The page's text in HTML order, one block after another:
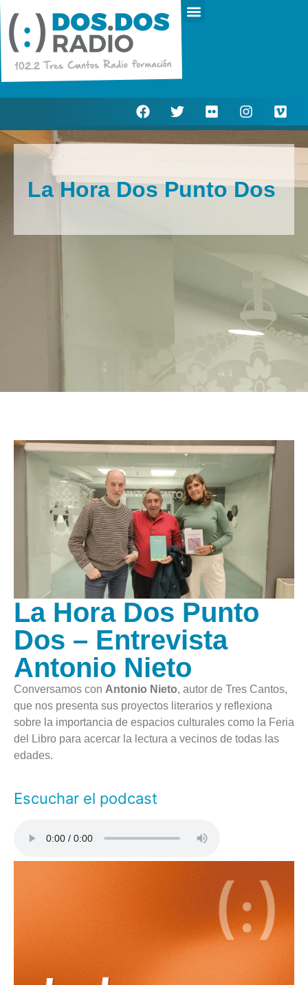
La Hora Dos Punto Dos
La Hora Dos Punto
Dos – Entrevista
Antonio Nieto
Conversamos con Antonio Nieto, autor de Tres Cantos,
que nos presenta sus proyectos literarios y reflexiona
sobre la importancia de espacios culturales como la Feria
del Libro para acercar la lectura a vecinos de todas las
edades.
Escuchar el podcast